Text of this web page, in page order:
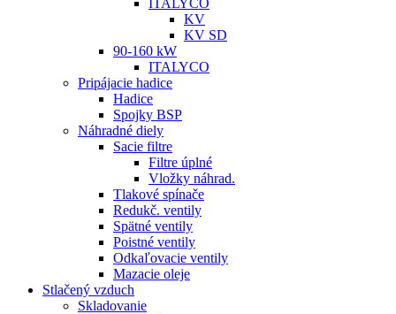
ITALYCO
KV
KV SD
90-160 kW
ITALYCO
Pripájacie hadice
Hadice
Spojky BSP
Náhradné diely
Sacie filtre
Filtre úplné
Vložky náhrad.
Tlakové spínače
Redukč. ventily
Spätné ventily
Poistné ventily
Odkaľovacie ventily
Mazacie oleje
Stlačený vzduch
Skladovanie